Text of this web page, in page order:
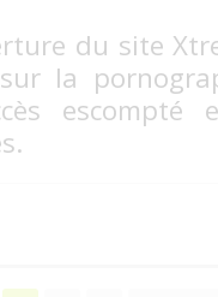
du site
la
escompté